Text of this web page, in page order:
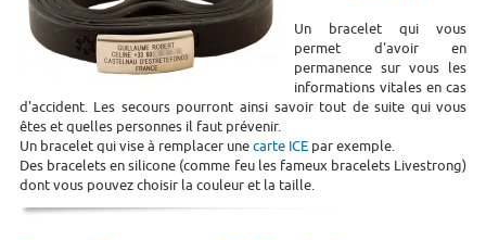
Un bracelet qui vous
permet d'avoir en
permanence sur vous les
informations vitales en cas
d'accident. Les secours pourront ainsi savoir tout de suite qui vous
êtes et quelles personnes il faut prévenir.
Un bracelet qui vise à remplacer unecarte ICEpar exemple.
Des bracelets en silicone (comme feu les fameux bracelets Livestrong)
dont vous pouvez choisir la couleur et la taille.